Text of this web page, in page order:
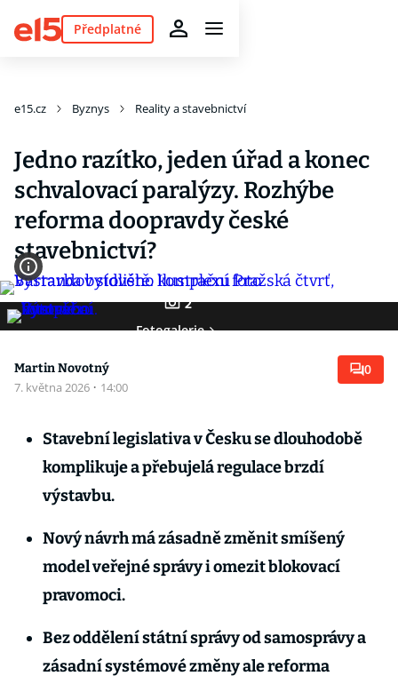
Předplatné
e15.cz Byznys Reality a stavebnictví
Jedno razítko, jeden úřad a konec
schvalovací paralýzy. Rozhýbe
reforma doopravdy české
stavebnictví?
2
Fotogalerie
Martin Novotný
7. května 2026 · 14:00
0
Stavební legislativa v Česku se dlouhodobě
komplikuje a přebujelá regulace brzdí
výstavbu.
Nový návrh má zásadně změnit smíšený
model veřejné správy i omezit blokovací
pravomoci.
Bez oddělení státní správy od samosprávy a
zásadní systémové změny ale reforma